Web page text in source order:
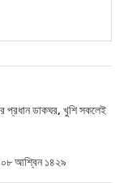
প্রধান ডাকঘর, খুশি সকলেই
০৮ আশ্বিন ১৪২৯